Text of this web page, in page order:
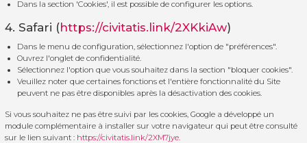
Dans la section 'Cookies', il est possible de configurer les options.
4. Safari (https://civitatis.link/2XKkiAw)
Dans le menu de configuration, sélectionnez l'option de "préférences".
Ouvrez l'onglet de confidentialité.
Sélectionnez l'option que vous souhaitez dans la section "bloquer cookies".
Veuillez noter que certaines fonctions et l'entière fonctionnalité du Site
peuvent ne pas être disponibles après la désactivation des cookies.
Si vous souhaitez ne pas être suivi par les cookies, Google a développé un
module complémentaire à installer sur votre navigateur qui peut être consulté
sur le lien suivant : https://civitatis.link/2XM7jye.